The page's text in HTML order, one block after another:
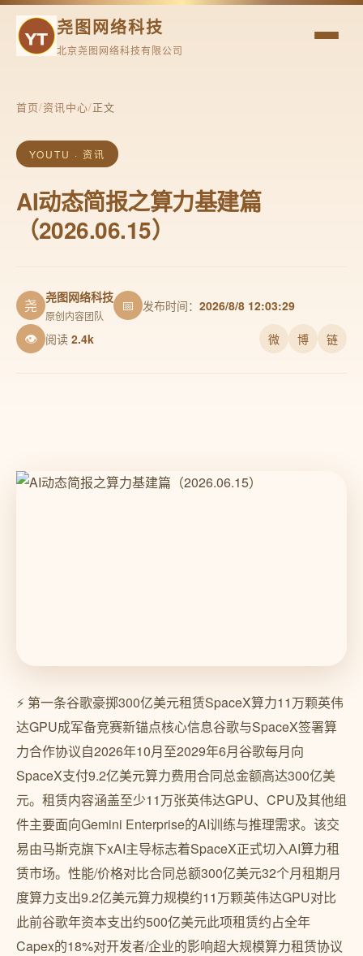
尧图网络科技
北京尧图网络科技有限公司
首页/资讯中心/正文
YOUTU · 资讯
AI动态简报之算力基建篇
（2026.06.15）
尧 尧图网络科技
原创内容团队
📅 发布时间： 2026/8/8 12:03:29
👁 阅读 2.4k 微 博 链
⚡ 第一条谷歌豪掷300亿美元租赁SpaceX算力11万颗英伟
达GPU成军备竞赛新锚点核心信息谷歌与SpaceX签署算
力合作协议自2026年10月至2029年6月谷歌每月向
SpaceX支付9.2亿美元算力费用合同总金额高达300亿美
元。租赁内容涵盖至少11万张英伟达GPU、CPU及其他组
件主要面向Gemini Enterprise的AI训练与推理需求。该交
易由马斯克旗下xAI主导标志着SpaceX正式切入AI算力租
赁市场。性能/价格对比合同总额300亿美元32个月租期月
度算力支出9.2亿美元算力规模约11万颗英伟达GPU对比
此前谷歌年资本支出约500亿美元此项租赁约占全年
Capex的18%对开发者/企业的影响超大规模算力租赁协议